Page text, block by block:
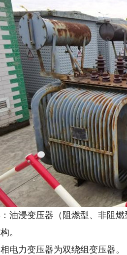
油浸变压器（阻燃型、非阻燃
。
电力变压器为双绕组变压器。